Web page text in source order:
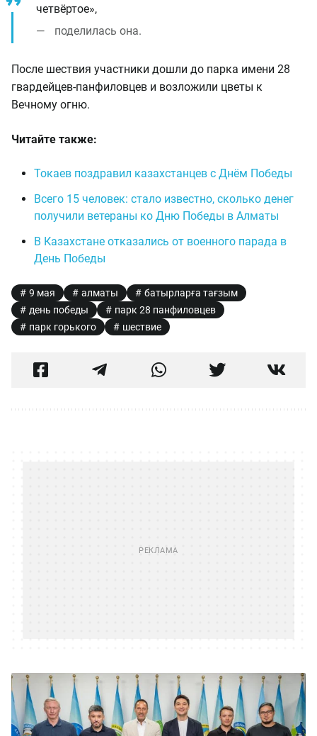
четвёртое»,
поделилась она.
После шествия участники дошли до парка имени 28
гвардейцев-панфиловцев и возложили цветы к
Вечному огню.
Читайте также:
Токаев поздравил казахстанцев с Днём Победы
Всего 15 человек: стало известно, сколько денег
получили ветераны ко Дню Победы в Алматы
В Казахстане отказались от военного парада в
День Победы
9 мая алматы
батырларға тағзым
день победы
парк 28 панфиловцев
парк горького
шествие